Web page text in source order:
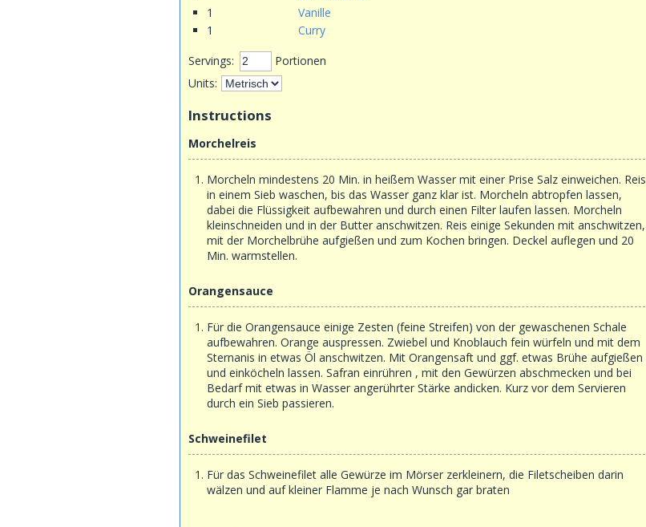
1
Vanille
1
Curry
Servings:
Portionen
Units:
Instructions
Morchelreis
Morcheln mindestens 20 Min. in heißem Wasser mit einer Prise Salz einweichen. Reis
in einem Sieb waschen, bis das Wasser ganz klar ist. Morcheln abtropfen lassen,
dabei die Flüssigkeit aufbewahren und durch einen Filter laufen lassen. Morcheln
kleinschneiden und in der Butter anschwitzen. Reis einige Sekunden mit anschwitzen,
mit der Morchelbrühe aufgießen und zum Kochen bringen. Deckel auflegen und 20
Min. warmstellen.
Orangensauce
Für die Orangensauce einige Zesten (feine Streifen) von der gewaschenen Schale
aufbewahren. Orange auspressen. Zwiebel und Knoblauch fein würfeln und mit dem
Sternanis in etwas Öl anschwitzen. Mit Orangensaft und ggf. etwas Brühe aufgießen
und einköcheln lassen. Safran einrühren , mit den Gewürzen abschmecken und bei
Bedarf mit etwas in Wasser angerührter Stärke andicken. Kurz vor dem Servieren
durch ein Sieb passieren.
Schweinefilet
Für das Schweinefilet alle Gewürze im Mörser zerkleinern, die Filetscheiben darin
wälzen und auf kleiner Flamme je nach Wunsch gar braten